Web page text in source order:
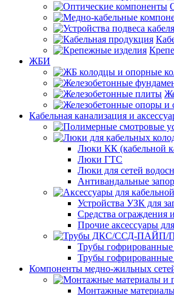
ЖБИ
Кабельная канализация и
Люки КК (кабельной
Люки ГТС
Люки для сетей
Антивандальные
Устройства УЗК для
Средства ограждения
Прочие аксессуары
Трубы
Трубы
Компоненты медно-жильных
Монтажные